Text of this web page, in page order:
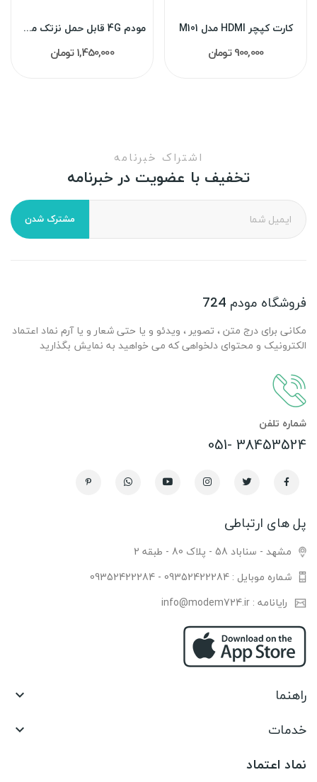
مودم 4G قابل حمل نزتک مدل NZT-77C
1,450,000 تومان
کارت کپچر HDMI مدل M101
900,000 تومان
اشتراک خبرنامه
تخفیف با عضویت در خبرنامه
مشترک شدن
فروشگاه مودم 724
مکانی برای درج متن ، تصویر ، ویدئو و یا حتی شعار و یا آرم نماد اعتماد
الکترونیک و محتوای دلخواهی که می خواهید به نمایش بگذارید
شماره تلفن
38453524 -051
پل های ارتباطی
مشهد - سناباد 58 - پلاک 80 - طبقه 2
شماره موبایل : 09352422284 - 09352422284
رایانامه : info@modem724.ir
راهنما 
خدمات 
نماد اعتماد